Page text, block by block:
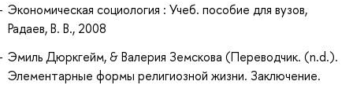
Экономическая социология : Учеб. пособие для вузов,
Радаев, В. В., 2008
Эмиль Дюркгейм, & Валерия Земскова (Переводчик. (n.d.).
Элементарные формы религиозной жизни. Заключение.